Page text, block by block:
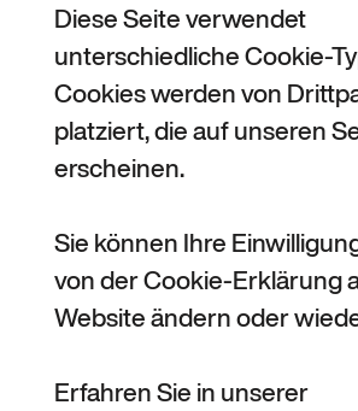
Diese Seite verwendet
unterschiedliche Cookie-
Cookies werden von
platziert, die auf unseren
erscheinen.
Sie können Ihre
von der Cookie-Erklärung
Website ändern oder
Erfahren Sie in unserer